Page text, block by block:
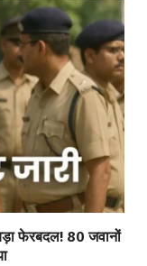
फेरबदल! 80 जवानों